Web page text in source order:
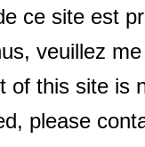
ce site est
veuillez
of this site is
please